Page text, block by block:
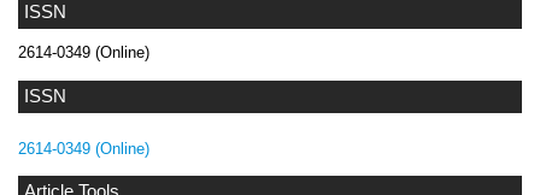
ISSN
2614-0349 (Online)
ISSN
2614-0349 (Online)